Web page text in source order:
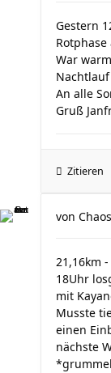
Gestern
War
An alle
Gruß
Zitieren
von
21,16km
18Uhr
mit
Musste
einen
nächste